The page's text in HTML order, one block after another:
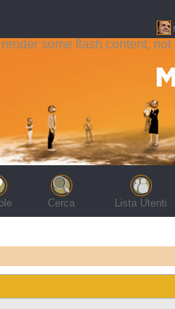
some flash content, not
Cerca Lista Utenti